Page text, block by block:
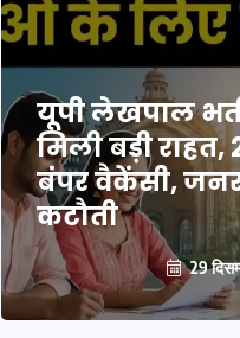
यूपी लेखपाल
मिली बड़ी राहत,
बंपर वैकेंसी,
कटौती
29